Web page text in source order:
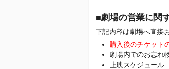
■劇場の営業に関
下記内容は劇場へ直接
購入後のチケット
劇場内でのお忘れ
上映スケジュール